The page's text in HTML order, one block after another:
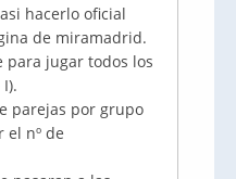
hacerlo oficial
de miramadrid.
jugar todos los
parejas por grupo
nº de